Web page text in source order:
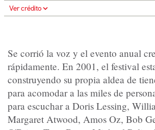
Ver crédito
Se corrió la voz y el evento anual
rápidamente. En 2001, el festival
construyendo su propia aldea de
para acomodar a las miles de
para escuchar a Doris Lessing,
Margaret Atwood, Amos Oz, Bob